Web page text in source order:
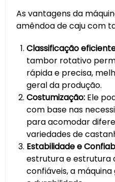
As vantagens da
amêndoa de caju com
Classificação
tambor rotativo
rápida e precisa,
geral da produção.
Costumização: Ele
com base nas
para acomodar
variedades de
Estabilidade e
estrutura e estrutura
confiáveis, a